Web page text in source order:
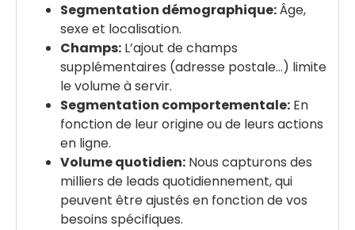
Segmentation démographique:Âge,
sexe et localisation.
Champs: L’ajout de champs
supplémentaires (adresse postale…) limite
le volume à servir.
Segmentation comportementale: En
fonction de leur origine ou de leurs actions
en ligne.
Volume quotidien: Nous capturons des
milliers de leads quotidiennement, qui
peuvent être ajustés en fonction de vos
besoins spécifiques.